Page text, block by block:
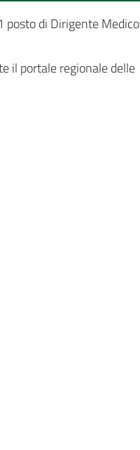
posto di Dirigente Medico
il portale regionale delle